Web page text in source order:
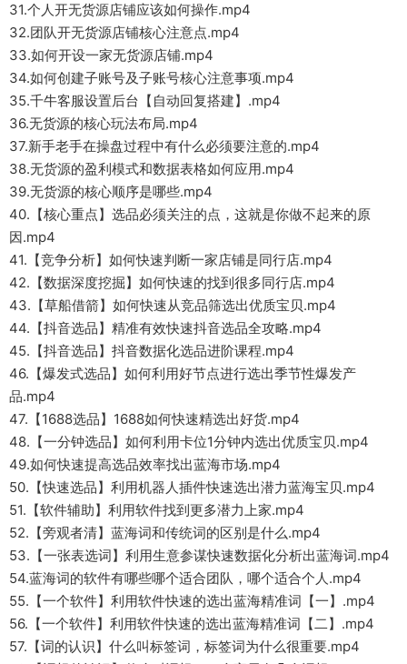
31.个人开无货源店铺应该如何操作.mp4
32.团队开无货源店铺核心注意点.mp4
33.如何开设一家无货源店铺.mp4
34.如何创建子账号及子账号核心注意事项.mp4
35.千牛客服设置后台【自动回复搭建】.mp4
36.无货源的核心玩法布局.mp4
37.新手老手在操盘过程中有什么必须要注意的.mp4
38.无货源的盈利模式和数据表格如何应用.mp4
39.无货源的核心顺序是哪些.mp4
40.【核心重点】选品必须关注的点，这就是你做不起来的原
因.mp4
41.【竞争分析】如何快速判断一家店铺是同行店.mp4
42.【数据深度挖掘】如何快速的找到很多同行店.mp4
43.【草船借箭】如何快速从竞品筛选出优质宝贝.mp4
44.【抖音选品】精准有效快速抖音选品全攻略.mp4
45.【抖音选品】抖音数据化选品进阶课程.mp4
46.【爆发式选品】如何利用好节点进行选出季节性爆发产
品.mp4
47.【1688选品】1688如何快速精选出好货.mp4
48.【一分钟选品】如何利用卡位1分钟内选出优质宝贝.mp4
49.如何快速提高选品效率找出蓝海市场.mp4
50.【快速选品】利用机器人插件快速选出潜力蓝海宝贝.mp4
51.【软件辅助】利用软件找到更多潜力上家.mp4
52.【旁观者清】蓝海词和传统词的区别是什么.mp4
53.【一张表选词】利用生意参谋快速数据化分析出蓝海词.mp4
54.蓝海词的软件有哪些哪个适合团队，哪个适合个人.mp4
55.【一个软件】利用软件快速的选出蓝海精准词【一】.mp4
56.【一个软件】利用软件快速的选出蓝海精准词【二】.mp4
57.【词的认识】什么叫标签词，标签词为什么很重要.mp4